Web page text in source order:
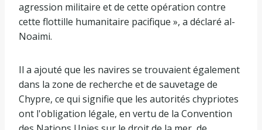
agression militaire et de cette opération contre
cette flottille humanitaire pacifique », a déclaré al-
Noaimi.
Il a ajouté que les navires se trouvaient également
dans la zone de recherche et de sauvetage de
Chypre, ce qui signifie que les autorités chypriotes
ont l'obligation légale, en vertu de la Convention